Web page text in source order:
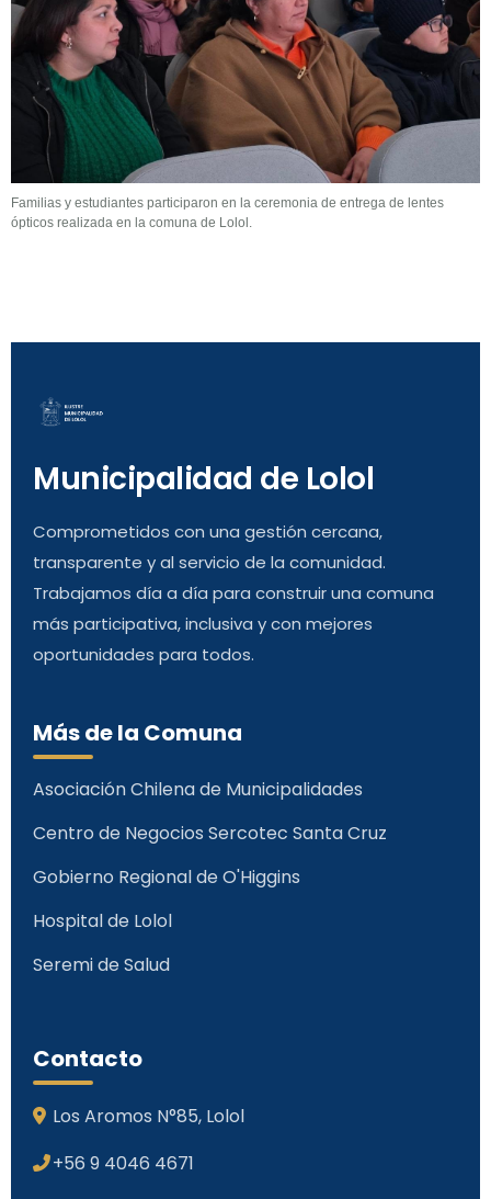
Familias y estudiantes participaron en la ceremonia de entrega de lentes
ópticos realizada en la comuna de Lolol.
Municipalidad de Lolol
Comprometidos con una gestión cercana,
transparente y al servicio de la comunidad.
Trabajamos día a día para construir una comuna
más participativa, inclusiva y con mejores
oportunidades para todos.
Más de la Comuna
Asociación Chilena de Municipalidades
Centro de Negocios Sercotec Santa Cruz
Gobierno Regional de O'Higgins
Hospital de Lolol
Seremi de Salud
Contacto
Los Aromos N°85, Lolol
+56 9 4046 4671